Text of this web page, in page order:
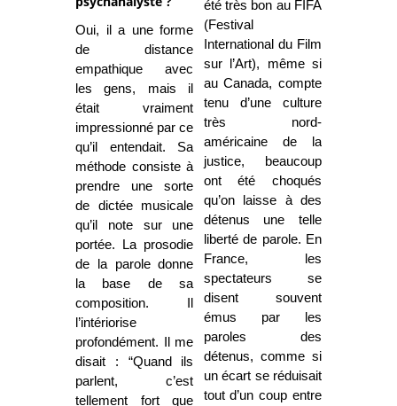
Oui, il a une forme
de distance
empathique avec
les gens, mais il
était vraiment
impressionné par ce
qu’il entendait. Sa
méthode consiste à
prendre une sorte
de dictée musicale
qu’il note sur une
portée. La prosodie
de la parole donne
la base de sa
composition. Il
l’intériorise
profondément. Il me
disait : “Quand ils
parlent, c’est
tellement fort que
été très bon au FIFA
(Festival
International du Film
sur l’Art), même si
au Canada, compte
tenu d’une culture
très nord-
américaine de la
justice, beaucoup
ont été choqués
qu’on laisse à des
détenus une telle
liberté de parole. En
France, les
spectateurs se
disent souvent
émus par les
paroles des
détenus, comme si
un écart se réduisait
tout d’un coup entre